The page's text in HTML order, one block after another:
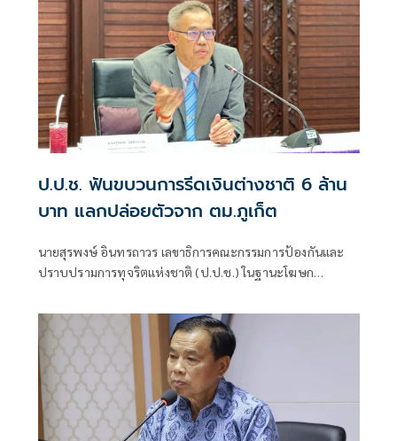
ป.ป.ช. ฟันขบวนการรีดเงินต่างชาติ 6 ล้าน
บาท แลกปล่อยตัวจาก ตม.ภูเก็ต
นายสุรพงษ์ อินทรถาวร เลขาธิการคณะกรรมการป้องกันและ
ปราบปรามการทุจริตแห่งชาติ (ป.ป.ช.) ในฐานะโฆษก
ความผิด นายวิทยา สมศรีษมสกุล กับพวก รวม 6 คน กรณีร่วม
กันเรียกรับทรัพย์สิน จํานวน 6 ล้านบาท เป็นการตอบแทนใน
การที่จะจูงใจเจ้าพนักงานเพื่อให้ดําเนินการปล่อยตัว (ประกัน
ตัว)